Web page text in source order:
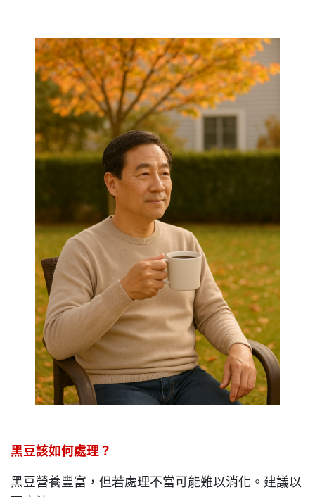
黑豆該如何處理？
黑豆營養豐富，但若處理不當可能難以消化。建議以